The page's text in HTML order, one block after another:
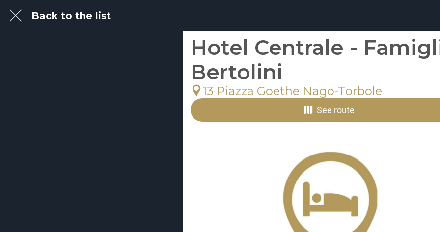
Back to the list
Hotel Centrale -
Bertolini
13 Piazza Goethe Nago-Torbole
See route